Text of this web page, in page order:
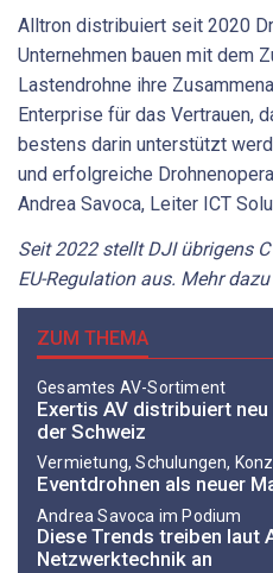
Alltron distribuiert seit 2020
Unternehmen bauen mit dem
Lastendrohne ihre
Enterprise für das Vertrauen,
bestens darin unterstützt
und erfolgreiche
Andrea Savoca, Leiter ICT
Seit 2022 stellt DJI übrigens
EU-Regulation aus. Mehr dazu
ZUM THEMA
Gesamtes AV-Sortiment
Exertis AV distribuiert
der Schweiz
Vermietung, Schulungen,
Eventdrohnen als neuer
Andrea ­Savoca im Podium
Diese Trends treiben laut
Netzwerktechnik an